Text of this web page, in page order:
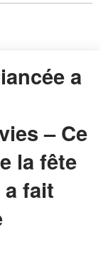
a
– Ce
la fête
fait